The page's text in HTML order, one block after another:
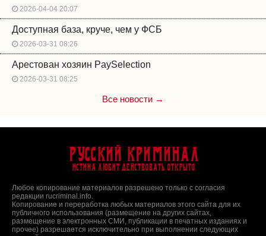
2026-04-04 20:07
Доступная база, круче, чем у ФСБ
2026-03-31 08:26
Арестован хозяин PaySelection
2026-03-31 08:25
Все новости →
Русский Криминал
Истина любит действовать открыто
Любое копирование материалов разрешено только с согласия
редакции rucriminal.info.
Копирование и переработка любых материалов этого сайта для их
публичного использования (размещение на других сайтах,
размещение в электронных СМИ, публикации в печатных изданиях и
прочее) разрешается исключительно при выполнении следующих